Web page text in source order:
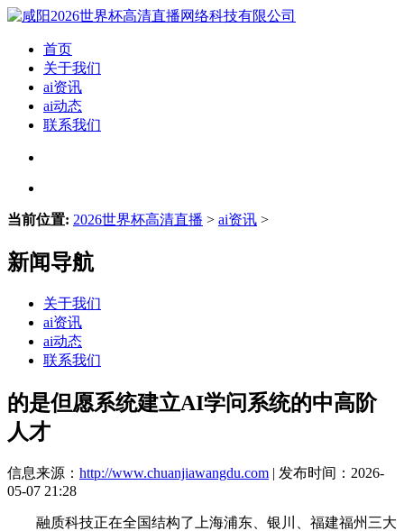
首页
关于我们
ai资讯
ai动态
联系我们
当前位置: 2026世界杯高清直播 > ai资讯 >
新闻导航
关于我们
ai资讯
ai动态
联系我们
的是但愿系统建立AI学问系统的中高阶
人才
信息来源： http://www.chuanjiawangdu.com | 发布时间：2026-
05-07 21:28
融质科技正在全国结构了上海浦东、银川、福建福州三大